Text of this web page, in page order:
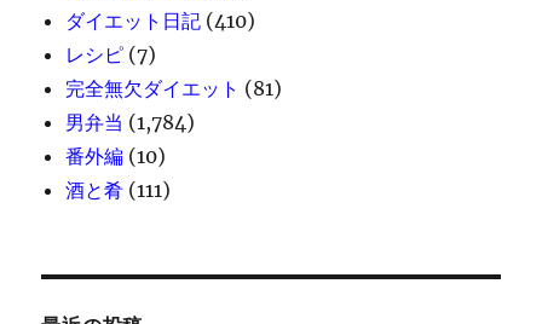
ダイエット日記 (410)
レシピ (7)
完全無欠ダイエット (81)
男弁当 (1,784)
番外編 (10)
酒と肴 (111)